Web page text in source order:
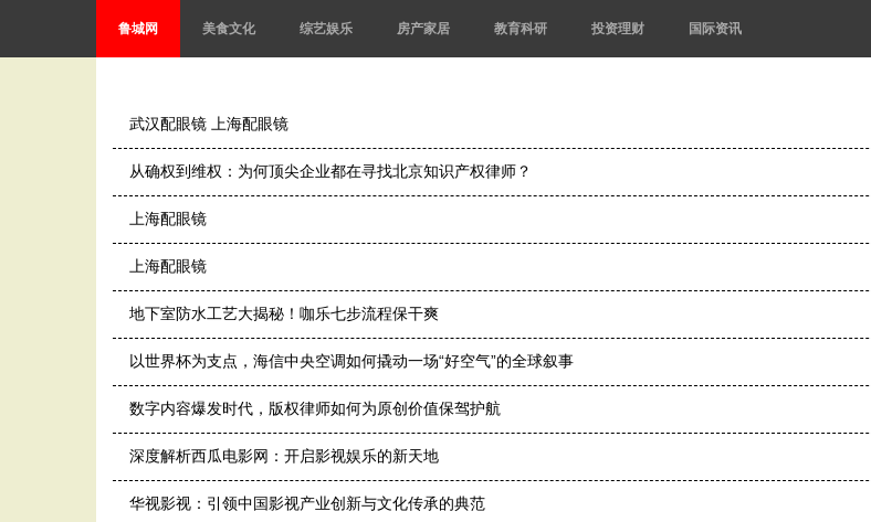
鲁城网 美食文化 综艺娱乐 房产家居 教育科研 投资理财 国际资讯
武汉配眼镜 上海配眼镜
从确权到维权：为何顶尖企业都在寻找北京知识产权律师？
上海配眼镜
上海配眼镜
地下室防水工艺大揭秘！咖乐七步流程保干爽
以世界杯为支点，海信中央空调如何撬动一场“好空气”的全球叙事
数字内容爆发时代，版权律师如何为原创价值保驾护航
深度解析西瓜电影网：开启影视娱乐的新天地
华视影视：引领中国影视产业创新与文化传承的典范